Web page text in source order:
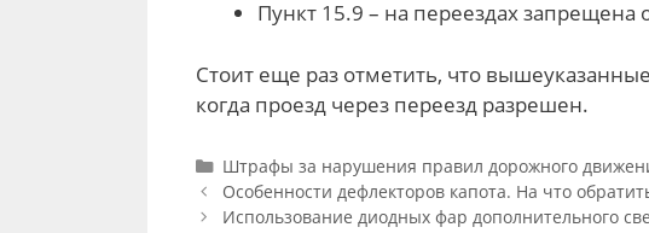
Пункт 15.9 – на переездах запрещена
Стоит еще раз отметить, что
когда проезд через переезд разрешен.
Categories
Штрафы за нарушения правил дорожного
Post
navigation
Особенности дефлекторов капота. На что
Использование диодных фар дополнительного